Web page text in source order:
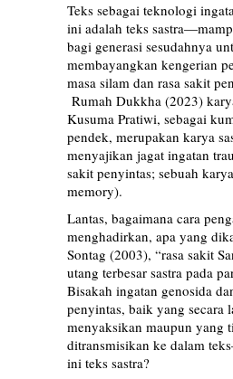
Teks sebagai teknologi
ini adalah teks
bagi generasi sesudahnya
membayangkan kengerian
masa silam dan rasa sakit
Rumah Dukkha (2023)
Kusuma Pratiwi, sebagai
pendek, merupakan karya
menyajikan jagat ingatan
sakit penyintas; sebuah
memory).
Lantas, bagaimana cara
menghadirkan, apa yang
Sontag (2003), “rasa sakit
utang terbesar sastra pada
Bisakah ingatan genosida
penyintas, baik yang secara
menyaksikan maupun yang
ditransmisikan ke dalam
ini teks sastra?